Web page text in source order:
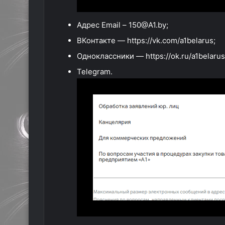
Адрес Email – 150@A1.by;
ВКонтакте — https://vk.com/a1belarus;
Одноклассники — https://ok.ru/
Telegram.